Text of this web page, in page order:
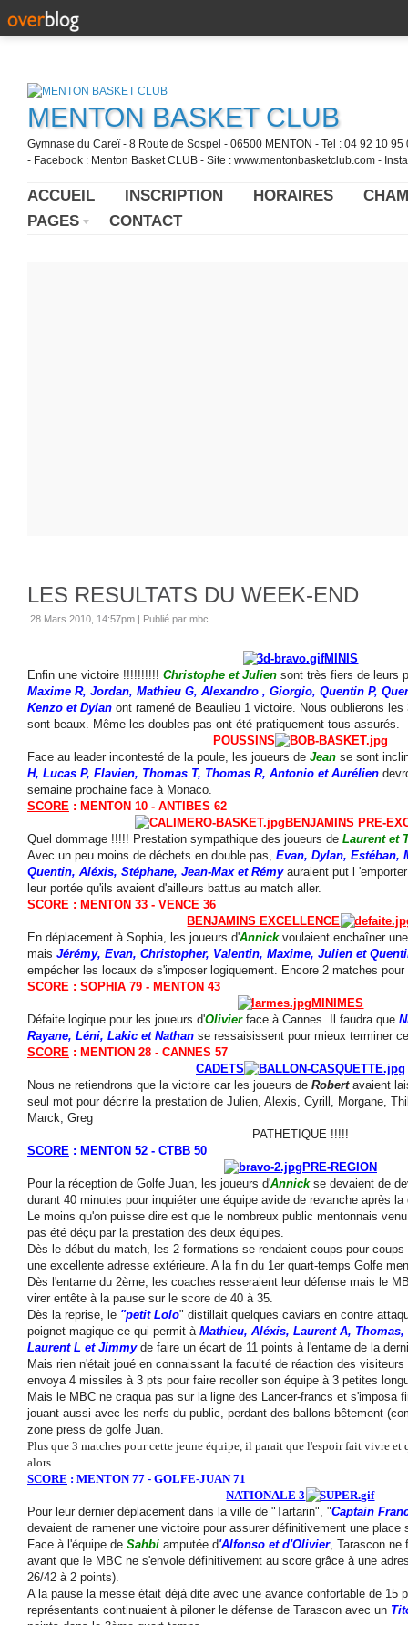
MENTON BASKET CLUB
Gymnase du Careï - 8 Route de Sospel - 06500 MENTON - Tel : 04 92 10
- Facebook : Menton Basket CLUB - Site : www.mentonbasketclub.com -
ACCUEIL INSCRIPTION HORAIRES
PAGES
CONTACT
LES RESULTATS DU WEEK-END
28 Mars 2010, 14:57pm | Publié par mbc
MINIS
Enfin une victoire !!!!!!!!!! Christophe et Julien sont très fiers de leurs
Maxime R, Jordan, Mathieu G, Alexandro , Giorgio, Quentin P,
Kenzo et Dylan ont ramené de Beaulieu 1 victoire. Nous oublierons
sont beaux. Même les doubles pas ont été pratiquement tous assurés.
POUSSINS
Face au leader incontesté de la poule, les joueurs de Jean se sont
H, Lucas P, Flavien, Thomas T, Thomas R, Antonio et Aurélien
semaine prochaine face à Monaco.
SCORE : MENTON 10 - ANTIBES 62
BENJAMINS PRE-
Quel dommage !!!!! Prestation sympathique des joueurs de Laurent et
Avec un peu moins de déchets en double pas, Evan, Dylan, Estéban,
Quentin, Aléxis, Stéphane, Jean-Max et Rémyauraient put l
leur portée qu'ils avaient d'ailleurs battus au match aller.
SCORE : MENTON 33 - VENCE 36
BENJAMINS EXCELLENCE
En déplacement à Sophia, les joueurs d'Annickvoulaient enchaîner
mais Jérémy, Evan, Christopher, Valentin, Maxime, Julien et
empécher les locaux de s'imposer logiquement. Encore 2 matches
SCORE : SOPHIA 79 - MENTON 43
MINIMES
Défaite logique pour les joueurs d'Olivierface à Cannes. Il faudra que
Rayane, Léni, Lakic et Nathan se ressaisissent pour mieux terminer
SCORE : MENTION 28 - CANNES 57
CADETS
Nous ne retiendrons que la victoire car les joueurs de Robertavaient
seul mot pour décrire la prestation de Julien, Alexis, Cyrill, Morgane,
Marck, Greg
PATHETIQUE !!!!!
SCORE : MENTON 52 - CTBB 50
PRE-REGION
Pour la réception de Golfe Juan, les joueurs d'Annickse devaient de
durant 40 minutes pour inquiéter une équipe avide de revanche après
Le moins qu'on puisse dire est que le nombreux public mentonnais
pas été déçu par la prestation des deux équipes.
Dès le début du match, les 2 formations se rendaient coups pour
une excellente adresse extérieure. A la fin du 1er quart-temps Golfe
Dès l'entame du 2ème, les coaches resseraient leur défense mais le
virer entête à la pause sur le score de 40 à 35.
Dès la reprise, le "petit Lolo" distillait quelques caviars en contre
poignet magique ce qui permit à Mathieu, Aléxis, Laurent A,
Laurent L et Jimmyde faire un écart de 11 points à l'entame de la
Mais rien n'était joué en connaissant la faculté de réaction des
envoya 4 missiles à 3 pts pour faire recoller son équipe à 3 petites
Mais le MBC ne craqua pas sur la ligne des Lancer-francs et s'imposa
jouant aussi avec les nerfs du public, perdant des ballons bêtement
zone press de golfe Juan.
Plus que 3 matches pour cette jeune équipe, il parait que l'espoir fait vivre et
alors.......................
SCORE : MENTON 77 - GOLFE-JUAN 71
NATIONALE 3
Pour leur dernier déplacement dans la ville de "Tartarin", "Captain
devaient de ramener une victoire pour assurer définitivement une place
Face à l'équipe de Sahbi amputée d'Alfonso et d'Olivier, Tarascon ne
avant que le MBC ne s'envole définitivement au score grâce à une
26/42 à 2 points).
A la pause la messe était déjà dite avec une avance confortable de 15
représentants continuaient à piloner le défense de Tarascon avec un